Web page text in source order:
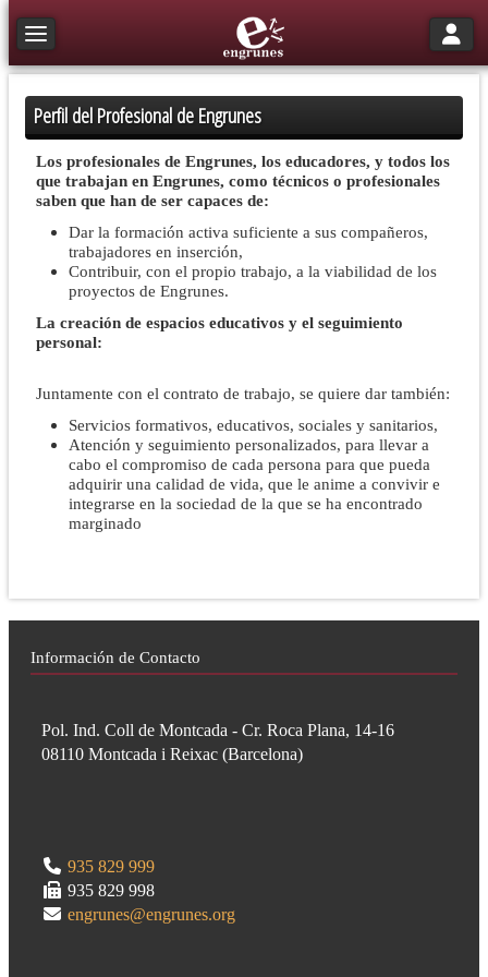
Toggle navigation Toggle
Perfil del Profesional de Engrunes
Los profesionales de Engrunes, los educadores, y todos los
que trabajan en Engrunes, como técnicos o profesionales
saben que han de ser capaces de:
Dar la formación activa suficiente a sus compañeros,
trabajadores en inserción,
Contribuir, con el propio trabajo, a la viabilidad de los
proyectos de Engrunes.
La creación de espacios educativos y el seguimiento
personal:
Juntamente con el contrato de trabajo, se quiere dar también:
Servicios formativos, educativos, sociales y sanitarios,
Atención y seguimiento personalizados, para llevar a
cabo el compromiso de cada persona para que pueda
adquirir una calidad de vida, que le anime a convivir e
integrarse en la sociedad de la que se ha encontrado
marginado
Información de Contacto
Pol. Ind. Coll de Montcada - Cr. Roca Plana, 14-16
08110 Montcada i Reixac (Barcelona)
935 829 999
935 829 998
engrunes@engrunes.org